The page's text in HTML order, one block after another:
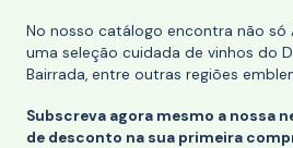
No nosso catálogo encontra não só
uma seleção cuidada de vinhos do
Bairrada, entre outras regiões
Subscreva agora mesmo a nossa
de desconto na sua primeira